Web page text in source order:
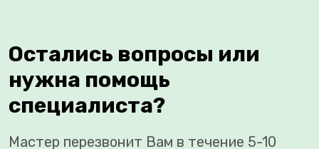
Остались вопросы или
нужна помощь
специалиста?
Мастер перезвонит Вам в течение 5-10